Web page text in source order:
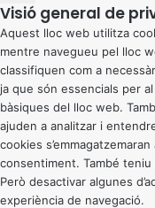
Visió general de
Aquest lloc web utilitza
mentre navegueu pel lloc
classifiquen com a
ja que són essencials per
bàsiques del lloc web.
ajuden a analitzar i
cookies
consentiment. També teniu
Però desactivar algunes
experiència de navegació.